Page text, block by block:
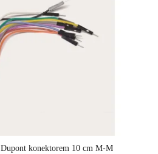
konektorem 10 cm M-M